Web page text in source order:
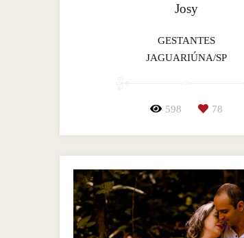
Josy
GESTANTES
JAGUARIÚNA/SP
598 78